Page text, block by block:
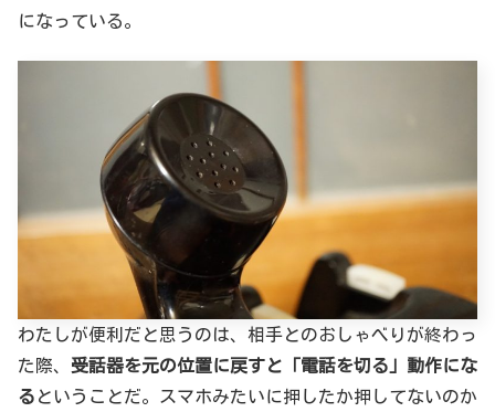
になっている。
わたしが便利だと思うのは、相手とのおしゃべりが終わっ
た際、 受話器を元の位置に戻すと「電話を切る」動作にな
る ということだ。スマホみたいに押したか押してないのか